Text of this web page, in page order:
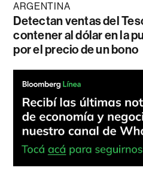
ARGENTINA
Detectan ventas del
contener al dólar en la
por el precio de un bono